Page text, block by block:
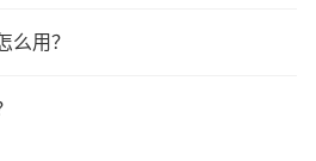
么用？